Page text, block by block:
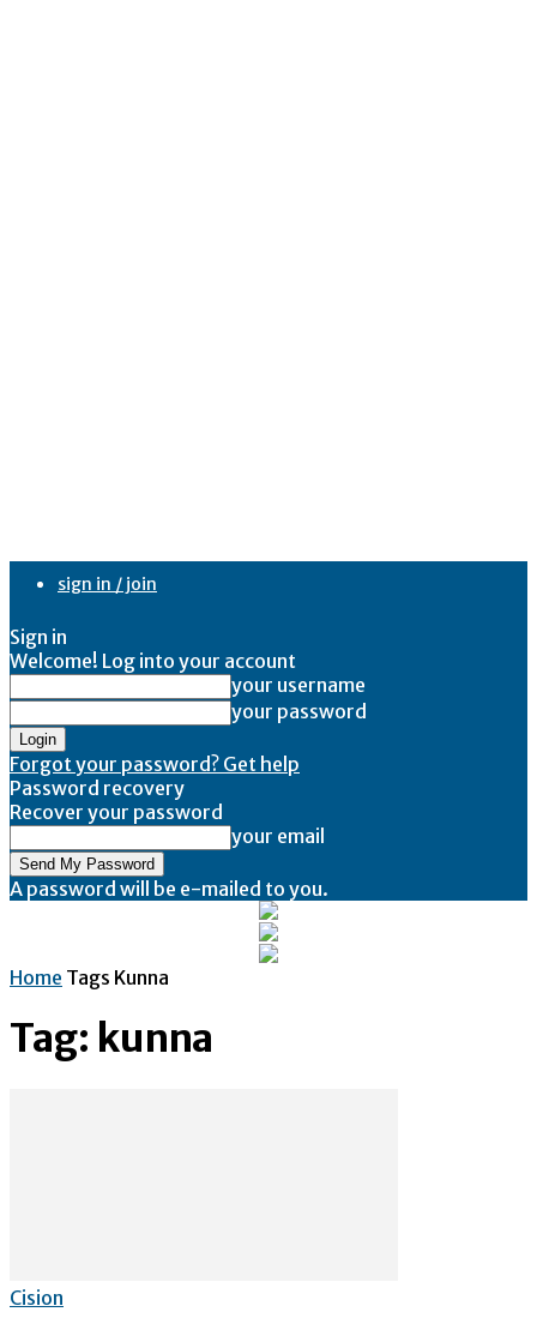
sign in / join
Sign in
Welcome! Log into your account
your username
your password
Forgot your password? Get help
Password recovery
Recover your password
your email
A password will be e-mailed to you.
Home Tags Kunna
Tag: kunna
Cision